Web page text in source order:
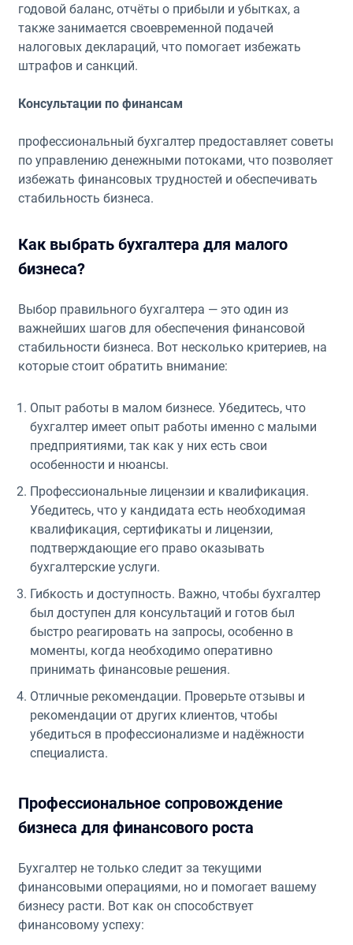
годовой баланс, отчёты о прибыли и убытках, а
также занимается своевременной подачей
налоговых деклараций, что помогает избежать
штрафов и санкций.
Консультации по финансам
профессиональный бухгалтер предоставляет советы
по управлению денежными потоками, что позволяет
избежать финансовых трудностей и обеспечивать
стабильность бизнеса.
Как выбрать бухгалтера для малого
бизнеса?
Выбор правильного бухгалтера — это один из
важнейших шагов для обеспечения финансовой
стабильности бизнеса. Вот несколько критериев, на
которые стоит обратить внимание:
Опыт работы в малом бизнесе. Убедитесь, что
бухгалтер имеет опыт работы именно с малыми
предприятиями, так как у них есть свои
особенности и нюансы.
Профессиональные лицензии и квалификация.
Убедитесь, что у кандидата есть необходимая
квалификация, сертификаты и лицензии,
подтверждающие его право оказывать
бухгалтерские услуги.
Гибкость и доступность. Важно, чтобы бухгалтер
был доступен для консультаций и готов был
быстро реагировать на запросы, особенно в
моменты, когда необходимо оперативно
принимать финансовые решения.
Отличные рекомендации. Проверьте отзывы и
рекомендации от других клиентов, чтобы
убедиться в профессионализме и надёжности
специалиста.
Профессиональное сопровождение
бизнеса для финансового роста
Бухгалтер не только следит за текущими
финансовыми операциями, но и помогает вашему
бизнесу расти. Вот как он способствует
финансовому успеху: